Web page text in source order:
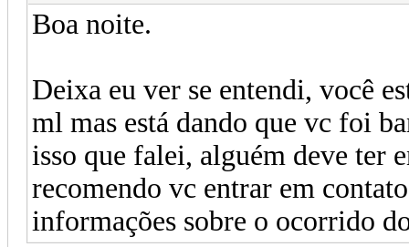
Boa noite.
Deixa eu ver se entendi, você
ml mas está dando que vc foi
isso que falei, alguém deve ter
recomendo vc entrar em
informações sobre o ocorrido